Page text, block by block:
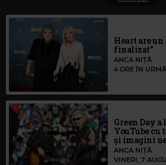
Heart are un
finalizat”
ANCA NIȚĂ
4 ORE ÎN URMĂ
Green Day
YouTube cu
și imagini
ANCA NIȚĂ
VINERI, 7